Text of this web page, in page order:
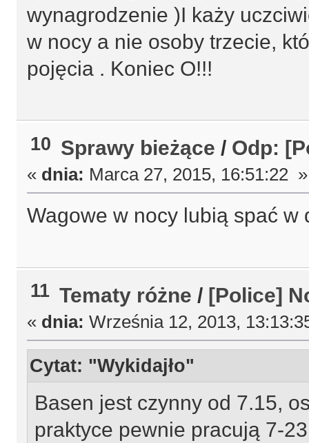
wynagrodzenie )I każy
w nocy a nie osoby trzecie,
pojęcia . Koniec O!!!
10 Sprawy bieżące / Odp:
« dnia: Marca 27, 2015, 16:51:22 »
Wagowe w nocy lubią spać w
11 Tematy różne / [Police]
« dnia: Września 12, 2013,
Cytat: "Wykidajło"
Basen jest czynny od 7.15,
praktyce pewnie pracują 7-